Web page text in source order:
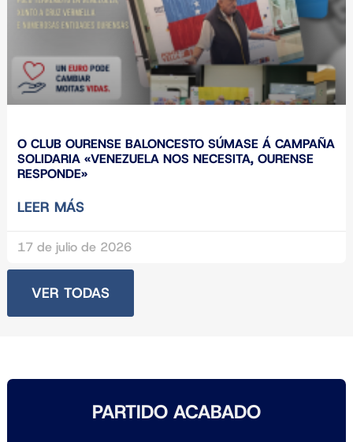
O CLUB OURENSE BALONCESTO SÚMASE Á CAMPAÑA
SOLIDARIA «VENEZUELA NOS NECESITA, OURENSE
RESPONDE»
LEER MÁS
17 de julio de 2026
VER TODAS
PARTIDO ACABADO